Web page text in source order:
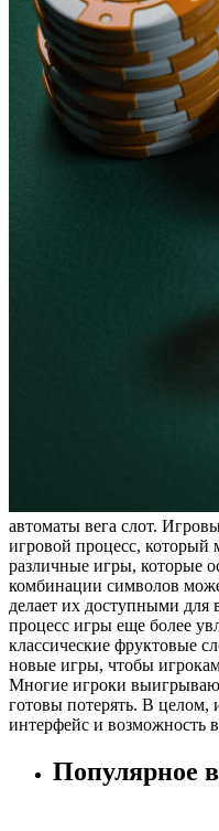
автоматы вега слот.
игровой процесс, который
различные игры, которые
комбинации символов
делает их доступными для
процесс игры еще более
классические фруктовые
новые игры, чтобы
Многие игроки
готовы потерять. В целом,
интерфейс и возможность
Популярное